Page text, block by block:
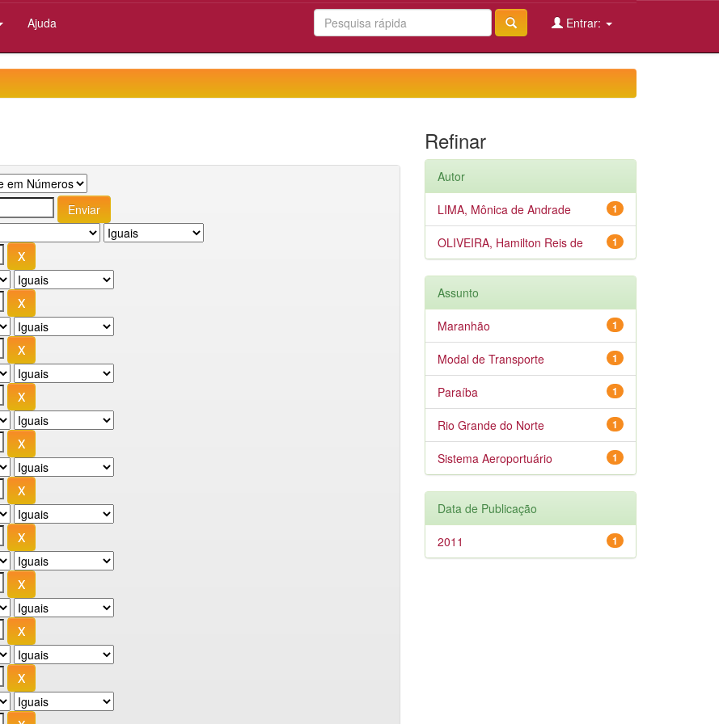
Ajuda Entrar:
Refinar
Autor
1
LIMA, Mônica de Andrade
1
OLIVEIRA, Hamilton Reis de
Assunto
1
Maranhão
1
Modal de Transporte
1
Paraíba
1
Rio Grande do Norte
1
Sistema Aeroportuário
Data de Publicação
1
2011